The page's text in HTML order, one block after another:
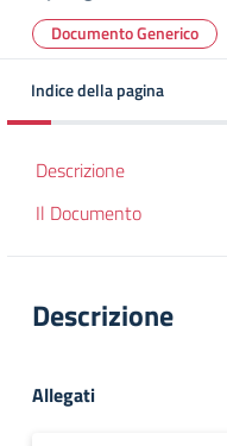
Documento Generico
Indice della pagina
Descrizione
Il Documento
Descrizione
Allegati